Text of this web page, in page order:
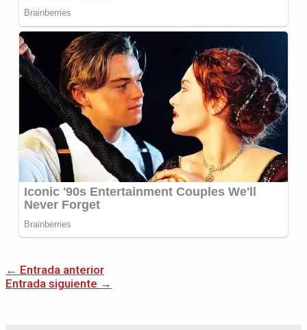
← Entrada anterior
Entrada siguiente →